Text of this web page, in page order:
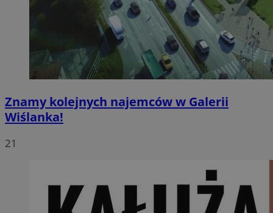
Znamy kolejnych najemców w Galerii
Wiślanka!
21